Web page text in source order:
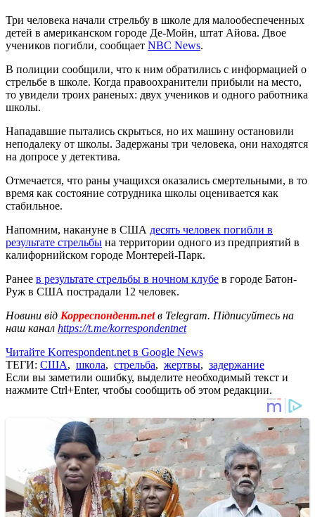
Три человека начали стрельбу в школе для малообеспеченных
детей в американском городе Де-Мойн, штат Айова. Двое
учеников погибли, сообщает NBC News.
В полиции сообщили, что к ним обратились с информацией о
стрельбе в школе. Когда правоохранители прибыли на место,
то увидели троих раненых: двух учеников и одного работника
школы.
Нападавшие пытались скрыться, но их машину остановили
неподалеку от школы. Задержаны три человека, они находятся
на допросе у детектива.
Отмечается, что раны учащихся оказались смертельными, в то
время как состояние сотрудника школы оценивается как
стабильное.
Напомним, накануне в США десять человек погибли в
результате стрельбы на территории одного из предприятий в
калифорнийском городе Монтерей-Парк.
Ранее в результате стрельбы в ночном клубе в городе Батон-
Руж в США пострадали 12 человек.
Новини від Корреспондент.netв Telegram. Підписуйтесь на
наш канал https://t.me/korrespondentnet
Читайте Korrespondent.net в Google News
ТЕГИ: США, школа, стрельба, жертвы, задержание
Если вы заметили ошибку, выделите необходимый текст и
нажмите Ctrl+Enter, чтобы сообщить об этом редакции.